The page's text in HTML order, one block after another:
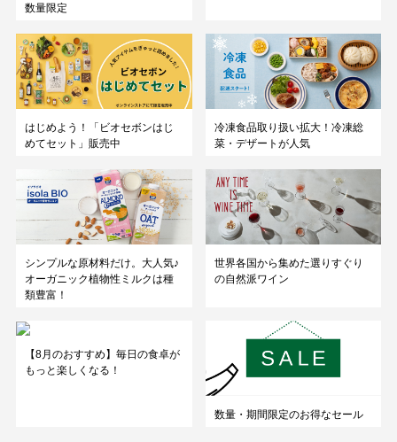
数量限定
はじめよう！「ビオセボンはじ
めてセット」販売中
冷凍食品取り扱い拡大！冷凍総
菜・デザートが人気
シンプルな原材料だけ。大人気♪
オーガニック植物性ミルクは種
類豊富！
世界各国から集めた選りすぐり
の自然派ワイン
【8月のおすすめ】毎日の食卓が
もっと楽しくなる！
数量・期間限定のお得なセール